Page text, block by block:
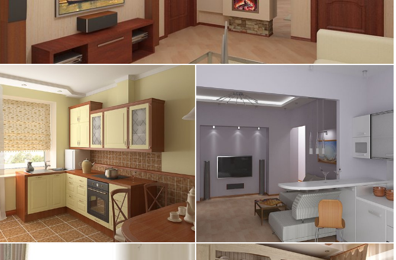
18.05.2005
11.03.2005